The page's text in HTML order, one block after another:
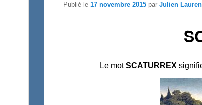
Publié le 17 novembre 2015 par Julien
Le motSCATURREX